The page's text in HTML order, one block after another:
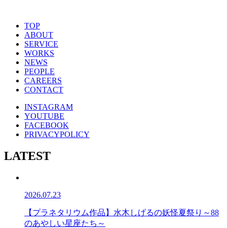
TOP
ABOUT
SERVICE
WORKS
NEWS
PEOPLE
CAREERS
CONTACT
INSTAGRAM
YOUTUBE
FACEBOOK
PRIVACYPOLICY
LATEST
2026.07.23
【プラネタリウム作品】水木しげるの妖怪夏祭り～88
のあやしい星座たち～